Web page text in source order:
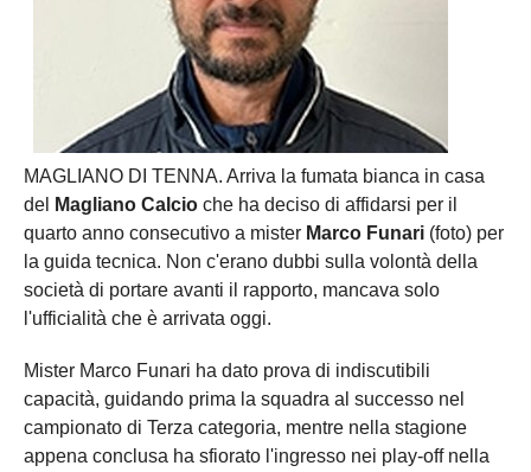
MAGLIANO DI TENNA. Arriva la fumata bianca in casa
del
Magliano Calcio che ha deciso di affidarsi per il
quarto anno consecutivo a mister Marco Funari (foto) per
la guida tecnica. Non c'erano dubbi sulla volontà della
società di portare avanti il rapporto, mancava solo
l'ufficialità che è arrivata oggi.
Mister Marco Funari ha dato prova di indiscutibili
capacità, guidando prima la squadra al successo nel
campionato di Terza categoria, mentre nella stagione
appena conclusa ha sfiorato l'ingresso nei play-off nella